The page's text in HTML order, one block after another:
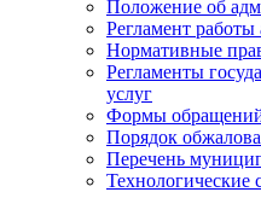
Положение об
Регламент
Нормативные
Регламенты
услуг
Формы
Порядок
Перечень
Технологические